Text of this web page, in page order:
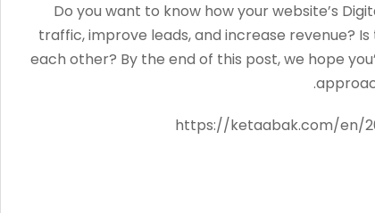
Do you want to know how your website’s
traffic, improve leads, and increase revenue?
each other? By the end of this post, we hope